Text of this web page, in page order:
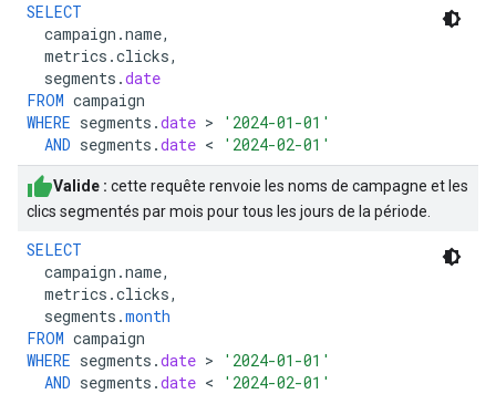
SELECT
campaign .name,
metrics .clicks,
segments .date
FROM campaign
WHERE segments .date >
'2024-01-01'
AND segments .date < '2024-02-01'
Valide : cette requête renvoie les noms de campagne et les
clics segmentés par mois pour tous les jours de la période.
SELECT
campaign .name,
metrics .clicks,
segments .month
FROM campaign
WHERE segments .date >
'2024-01-01'
AND segments .date < '2024-02-01'